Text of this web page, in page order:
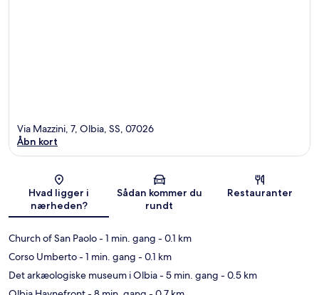
Kort
Via Mazzini, 7, Olbia, SS, 07026
Åbn kort
Hvad ligger i
nærheden?
Sådan kommer du
rundt
Restauranter
Church of San Paolo- 1 min. gang - 0.1 km
Corso Umberto- 1 min. gang - 0.1 km
Det arkæologiske museum i Olbia- 5 min. gang - 0.5 km